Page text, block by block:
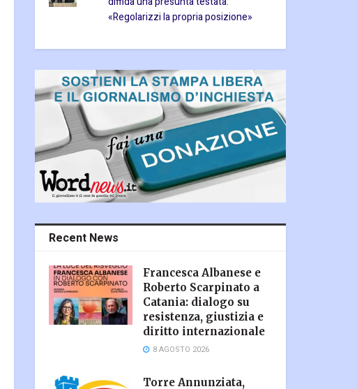
«Regolarizzi la propria posizione»
Recent News
Francesca Albanese e
Roberto Scarpinato a
Catania: dialogo su
resistenza, giustizia e
diritto internazionale
8 AGOSTO 2026
Torre Annunziata,